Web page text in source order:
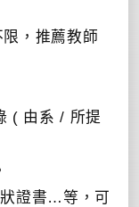
，推薦教師
( 由系 / 所提
證書…等，可